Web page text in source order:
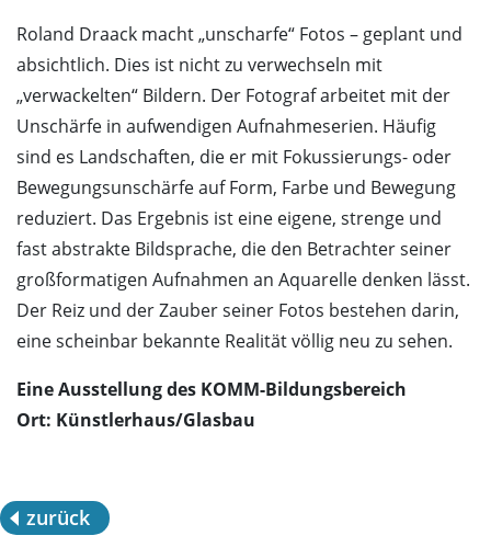
Roland Draack macht „unscharfe“ Fotos – geplant und
absichtlich. Dies ist nicht zu verwechseln mit
„verwackelten“ Bildern. Der Fotograf arbeitet mit der
Unschärfe in aufwendigen Aufnahmeserien. Häufig
sind es Landschaften, die er mit Fokussierungs- oder
Bewegungsunschärfe auf Form, Farbe und Bewegung
reduziert. Das Ergebnis ist eine eigene, strenge und
fast abstrakte Bildsprache, die den Betrachter seiner
großformatigen Aufnahmen an Aquarelle denken lässt.
Der Reiz und der Zauber seiner Fotos bestehen darin,
eine scheinbar bekannte Realität völlig neu zu sehen.
Eine Ausstellung des KOMM-Bildungsbereich
Ort: Künstlerhaus/Glasbau
zurück